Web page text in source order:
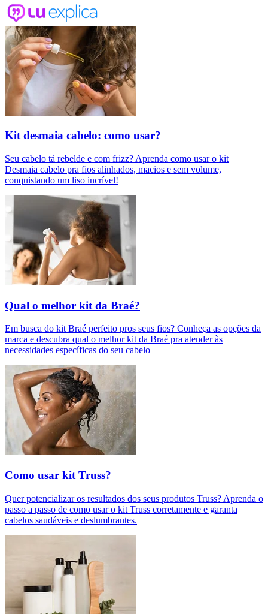
Kit desmaia cabelo: como usar?
Seu cabelo tá rebelde e com frizz? Aprenda como usar o kit
Desmaia cabelo pra fios alinhados, macios e sem volume,
conquistando um liso incrível!
Qual o melhor kit da Braé?
Em busca do kit Braé perfeito pros seus fios? Conheça as opções da
marca e descubra qual o melhor kit da Braé pra atender às
necessidades específicas do seu cabelo
Como usar kit Truss?
Quer potencializar os resultados dos seus produtos Truss? Aprenda o
passo a passo de como usar o kit Truss corretamente e garanta
cabelos saudáveis e deslumbrantes.